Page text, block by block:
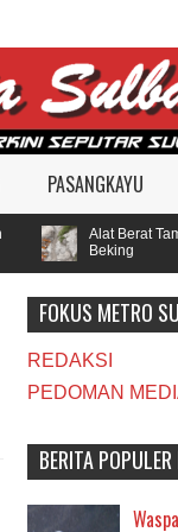
PASANGKAYU
Alat Berat
Beking
FOKUS METRO
REDAKSI
PEDOMAN
BERITA